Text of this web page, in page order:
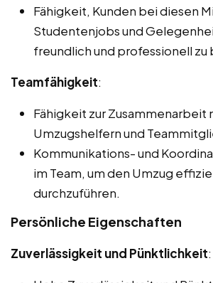
Fähigkeit, Kunden bei diesen
Studentenjobs und
freundlich und professionell zu
Teamfähigkeit:
Fähigkeit zur Zusammenarbeit
Umzugshelfern und
Kommunikations- und
im Team, um den Umzug
durchzuführen.
Persönliche Eigenschaften
Zuverlässigkeit und Pünktlichkeit: